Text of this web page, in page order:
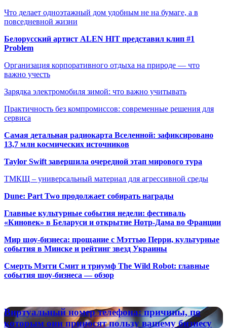
Что делает одноэтажный дом удобным не на бумаге, а в
повседневной жизни
Белорусский артист ALEN HIT представил клип #1
Problem
Организация корпоративного отдыха на природе — что
важно учесть
Зарядка электромобиля зимой: что важно учитывать
Практичность без компромиссов: современные решения для
сервиса
Самая детальная радиокарта Вселенной: зафиксировано
13,7 млн космических источников
Taylor Swift завершила очередной этап мирового тура
ТМКЩ – универсальный материал для агрессивной среды
Dune: Part Two продолжает собирать награды
Главные культурные события недели: фестиваль
«Киновек» в Беларуси и открытие Нотр-Дама во Франции
Мир шоу-бизнеса: прощание с Мэттью Перри, культурные
события в Минске и рейтинг звезд Украины
Смерть Мэгги Смит и триумф The Wild Robot: главные
события шоу-бизнеса — обзор
Виртуальный
номер
Виртуальный номер телефона: причины, по
которым они приносят пользу вашему бизнесу